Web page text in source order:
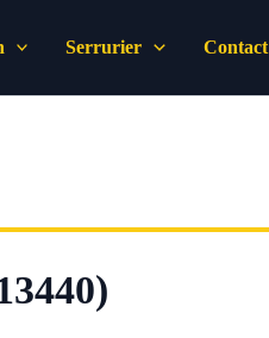
Serrurier Contact